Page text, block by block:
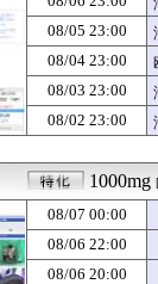
【画像】女の
吉野家のステ
【画像】フ
日本人「35%
一番うまい天
｢ ガヴドロ 」
彼女「おﾁﾝﾁ
付き合う気が
小4～5の時に
ワイ昨夜、間
【速報】『有
【速報】高市
08/05 23:00
08/04 23:00
08/03 23:00
08/02 23:00
1000mg
08/07 00:00
08/06 22:00
08/06 20:00